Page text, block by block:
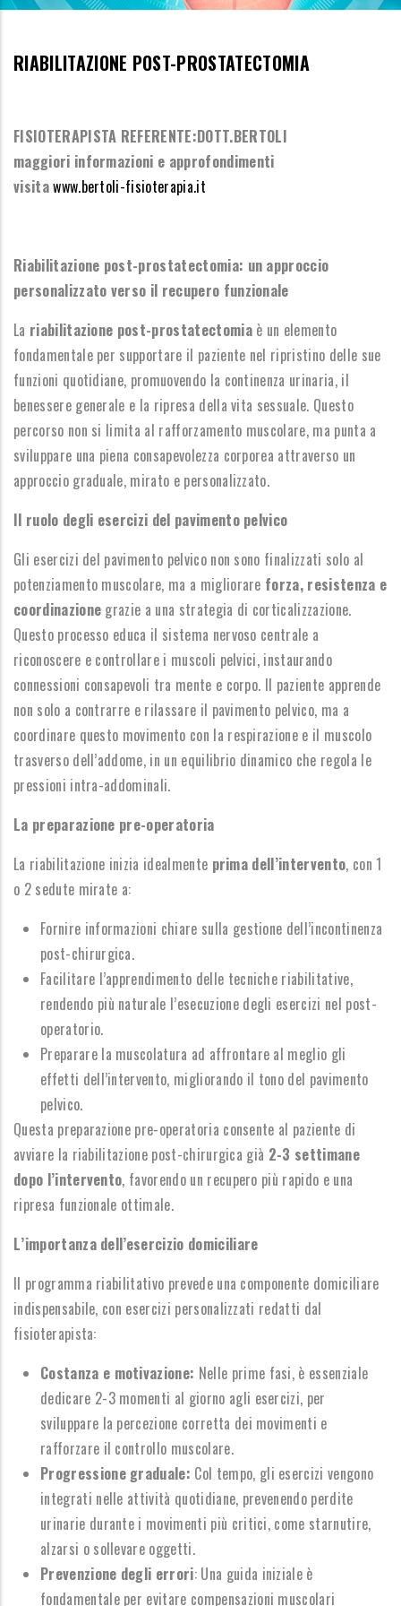
RIABILITAZIONE POST-PROSTATECTOMIA
FISIOTERAPISTA REFERENTE:DOTT.BERTOLI
maggiori informazioni e approfondimenti
visitawww.bertoli-fisioterapia.it
Riabilitazione post-prostatectomia: un approccio
personalizzato verso il recupero funzionale
La riabilitazione post-prostatectomiaè un elemento
fondamentale per supportare il paziente nel ripristino delle sue
funzioni quotidiane, promuovendo la continenza urinaria, il
benessere generale e la ripresa della vita sessuale. Questo
percorso non si limita al rafforzamento muscolare, ma punta a
sviluppare una piena consapevolezza corporea attraverso un
approccio graduale, mirato e personalizzato.
Il ruolo degli esercizi del pavimento pelvico
Gli esercizi del pavimento pelvico non sono finalizzati solo al
potenziamento muscolare, ma a migliorare forza, resistenza e
coordinazione grazie a una strategia di corticalizzazione.
Questo processo educa il sistema nervoso centrale a
riconoscere e controllare i muscoli pelvici, instaurando
connessioni consapevoli tra mente e corpo. Il paziente apprende
non solo a contrarre e rilassare il pavimento pelvico, ma a
coordinare questo movimento con la respirazione e il muscolo
trasverso dell’addome, in un equilibrio dinamico che regola le
pressioni intra-addominali.
La preparazione pre-operatoria
La riabilitazione inizia idealmente prima dell’intervento, con 1
o 2 sedute mirate a:
Fornire informazioni chiare sulla gestione dell’incontinenza
post-chirurgica.
Facilitare l’apprendimento delle tecniche riabilitative,
rendendo più naturale l’esecuzione degli esercizi nel post-
operatorio.
Preparare la muscolatura ad affrontare al meglio gli
effetti dell’intervento, migliorando il tono del pavimento
pelvico.
Questa preparazione pre-operatoria consente al paziente di
avviare la riabilitazione post-chirurgica già 2-3 settimane
dopo l’intervento, favorendo un recupero più rapido e una
ripresa funzionale ottimale.
L’importanza dell’esercizio domiciliare
Il programma riabilitativo prevede una componente domiciliare
indispensabile, con esercizi personalizzati redatti dal
fisioterapista:
Costanza e motivazione: Nelle prime fasi, è essenziale
dedicare 2-3 momenti al giorno agli esercizi, per
sviluppare la percezione corretta dei movimenti e
rafforzare il controllo muscolare.
Progressione graduale: Col tempo, gli esercizi vengono
integrati nelle attività quotidiane, prevenendo perdite
urinarie durante i movimenti più critici, come starnutire,
alzarsi o sollevare oggetti.
Prevenzione degli errori: Una guida iniziale è
fondamentale per evitare compensazioni muscolari